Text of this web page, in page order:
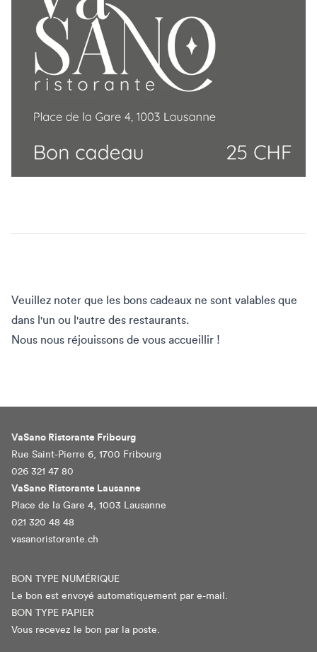
Veuillez noter que les bons cadeaux ne sont valables que
dans l'un ou l'autre des restaurants.
Nous nous réjouissons de vous accueillir !
VaSano Ristorante Fribourg
Rue Saint-Pierre 6, 1700 Fribourg
026 321 47 80
VaSano Ristorante Lausanne
Place de la Gare 4, 1003 Lausanne
021 320 48 48
vasanoristorante.ch
BON TYPE NUMÉRIQUE
Le bon est envoyé automatiquement par e-mail.
BON TYPE PAPIER
Vous recevez le bon par la poste.